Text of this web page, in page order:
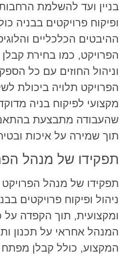
בניין ועד להשלמת
ופיקוח פרויקטים בבניה
ההיבטים הכלכליים
הפרויקט, כמו בחירת
וניהול החוזים עם כל
הפרויקט תלויה ביכולת
מקצועי לפיקוח בניה
שהעבודה מתבצעת בהתאם
תוך שמירה על איכות
תפקידו של מנהל
תפקידו של מנהל הפרויקט
ניהול ופיקוח פרויקטים
ומקצועית, תוך הקפדה
המנהל אחראי על תכנון
המקצוע, כולל קבלן מפתח